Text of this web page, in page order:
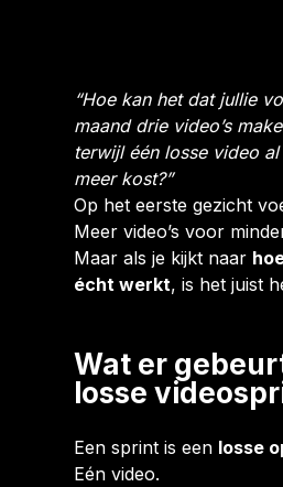
“Hoe kan het dat jullie
maand drie video’s
terwijl één losse video
meer kost?”
Op het eerste gezicht
Meer video’s voor
Maar als je kijkt naar
écht werkt, is het juist
Wat er
losse
Een sprint is een losse
Eén video.